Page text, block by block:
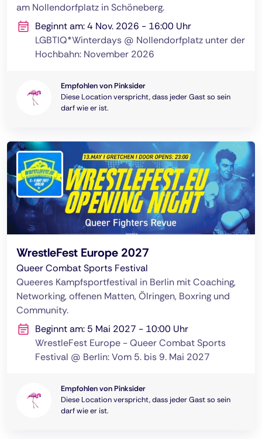
am Nollendorfplatz in Schöneberg.
Beginnt am: 4 Nov. 2026 - 16:00 Uhr
LGBTIQ*Winterdays @ Nollendorfplatz unter der
Hochbahn: November 2026
Empfohlen von Pinksider
Diese Location verspricht, dass jeder Gast so sein
darf wie er ist.
WrestleFest Europe 2027
Queer Combat Sports Festival
Queeres Kampfsportfestival in Berlin mit Coaching,
Networking, offenen Matten, Ölringen, Boxring und
Community.
Beginnt am: 5 Mai 2027 - 10:00 Uhr
WrestleFest Europe - Queer Combat Sports
Festival @ Berlin: Vom 5. bis 9. Mai 2027
Empfohlen von Pinksider
Diese Location verspricht, dass jeder Gast so sein
darf wie er ist.